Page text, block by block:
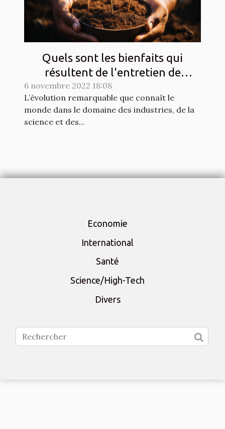
Quels sont les bienfaits qui
résultent de l'entretien de
l'environnement au quotidien?
6 novembre 2022 18:08
L’évolution remarquable que connaît le
monde dans le domaine des industries, de la
science et des...
Economie
International
Santé
Science/High-Tech
Divers